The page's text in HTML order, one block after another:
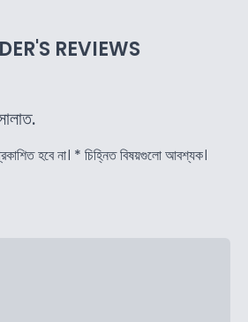
REVIEWS
হবে না। * চিহ্নিত বিষয়গুলো আবশ্যক।